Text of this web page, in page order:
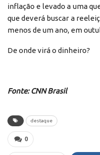
inflação e levado a uma
que deverá buscar a
menos de um ano, em
De onde virá o dinheiro?
Fonte: CNN Brasil
destaque
0